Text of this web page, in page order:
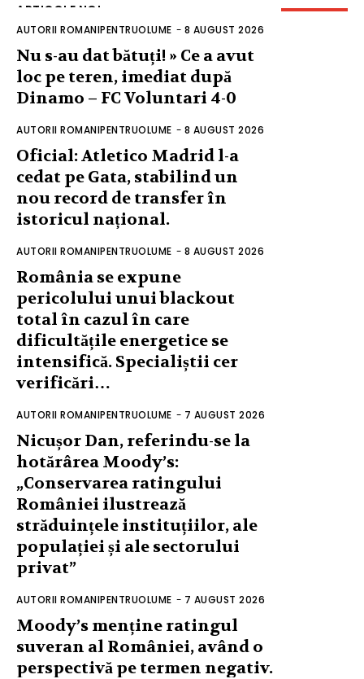
ARTICOLE NOI
AUTORII ROMANIPENTRUOLUME - 8 AUGUST 2026
Nu s-au dat bătuți! » Ce a avut
loc pe teren, imediat după
Dinamo – FC Voluntari 4-0
AUTORII ROMANIPENTRUOLUME - 8 AUGUST 2026
Oficial: Atletico Madrid l-a
cedat pe Gata, stabilind un
nou record de transfer în
istoricul național.
AUTORII ROMANIPENTRUOLUME - 8 AUGUST 2026
România se expune
pericolului unui blackout
total în cazul în care
dificultățile energetice se
intensifică. Specialiștii cer
verificări…
AUTORII ROMANIPENTRUOLUME - 7 AUGUST 2026
Nicușor Dan, referindu-se la
hotărârea Moody’s:
„Conservarea ratingului
României ilustrează
străduințele instituțiilor, ale
populației și ale sectorului
privat”
AUTORII ROMANIPENTRUOLUME - 7 AUGUST 2026
Moody’s menține ratingul
suveran al României, având o
perspectivă pe termen negativ.